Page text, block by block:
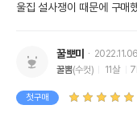
울집 설사쟁이 때문에 구매
꿀뽀미
2022.11.06
꿀뽐(수컷) 11살
첫구매